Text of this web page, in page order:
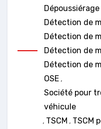
Dépoussiérage
Détection de
Détection de
Détection de
Détection de
OSE ,
Société pour
véhicule
, TSCM , TSCM